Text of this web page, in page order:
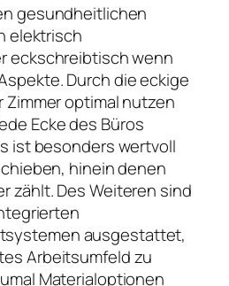
gesundheitlichen
elektrisch
eckschreibtisch wenn
Durch die eckige
Zimmer optimal nutzen
Ecke des Büros
ist besonders wertvoll
hinein denen
zählt. Des Weiteren sind
ausgestattet,
Arbeitsumfeld zu
Materialoptionen